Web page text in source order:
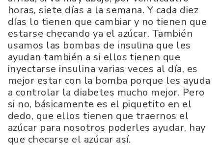
horas, siete días a la semana. Y cada diez
días lo tienen que cambiar y no tienen que
estarse checando ya el azúcar. También
usamos las bombas de insulina que les
ayudan también a si ellos tienen que
inyectarse insulina varias veces al día, es
mejor estar con la bomba porque les ayuda
a controlar la diabetes mucho mejor. Pero
si no, básicamente es el piquetito en el
dedo, que ellos tienen que traernos el
azúcar para nosotros poderles ayudar, hay
que checarse el azúcar así.